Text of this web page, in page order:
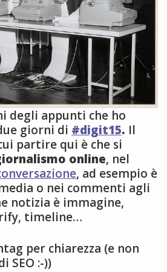
degli appunti che ho
giorni di #digit15. Il
partire qui è che si
online, nel
, ad esempio è
o nei commenti agli
notizia è immagine,
timeline…
per chiarezza (e non
SEO :-))